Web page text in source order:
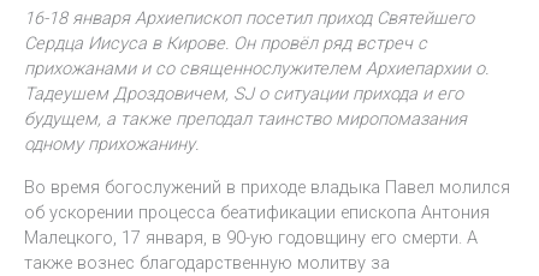
16-18 января Архиепископ посетил приход Святейшего
Сердца Иисуса в Кирове. Он провёл ряд встреч с
прихожанами и со священнослужителем Архиепархии о.
Тадеушем Дроздовичем, SJ о ситуации прихода и его
будущем, а также преподал таинство миропомазания
одному прихожанину.
Во время богослужений в приходе владыка Павел молился
об ускорении процесса беатификации епископа Антония
Малецкого, 17 января, в 90-ую годовщину его смерти. А
также вознес благодарственную молитву за